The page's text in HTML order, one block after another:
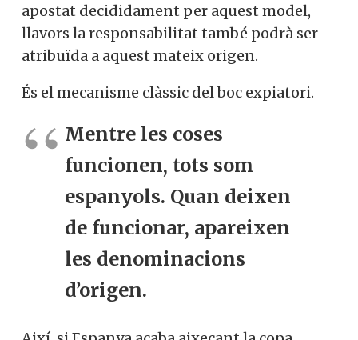
apostat decididament per aquest model,
llavors la responsabilitat també podrà ser
atribuïda a aquest mateix origen.
És el mecanisme clàssic del boc expiatori.
Mentre les coses
funcionen, tots som
espanyols. Quan deixen
de funcionar, apareixen
les denominacions
d’origen.